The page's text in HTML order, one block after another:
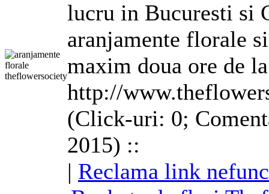
lucru in Bucuresti si
aranjamente florale
maxim doua ore de
http://
(Click-uri: 0;
2015) ::
| Reclama link